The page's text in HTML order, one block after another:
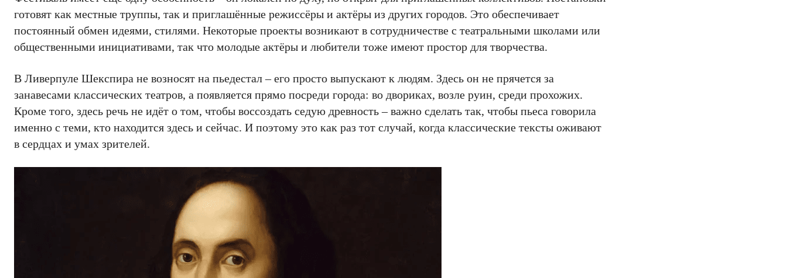
готовят как местные труппы, так и приглашённые режиссёры и актёры из других городов. Это обеспечивает
постоянный обмен идеями, стилями. Некоторые проекты возникают в сотрудничестве с театральными школами или
общественными инициативами, так что молодые актёры и любители тоже имеют простор для творчества.
В Ливерпуле Шекспира не возносят на пьедестал – его просто выпускают к людям. Здесь он не прячется за
занавесами классических театров, а появляется прямо посреди города: во двориках, возле руин, среди прохожих.
Кроме того, здесь речь не идёт о том, чтобы воссоздать седую древность – важно сделать так, чтобы пьеса говорила
именно с теми, кто находится здесь и сейчас. И поэтому это как раз тот случай, когда классические тексты оживают
в сердцах и умах зрителей.